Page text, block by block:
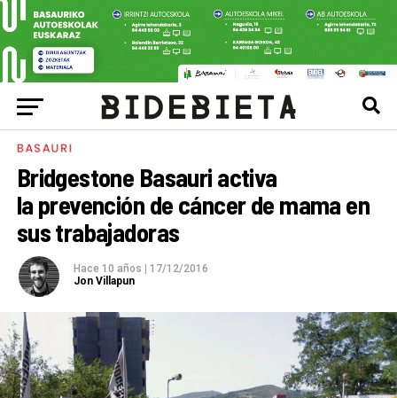
BASAURI
Bridgestone Basauri activa
la prevención de cáncer de mama en
sus trabajadoras
Hace 10 años
17/12/2016
Jon Villapun